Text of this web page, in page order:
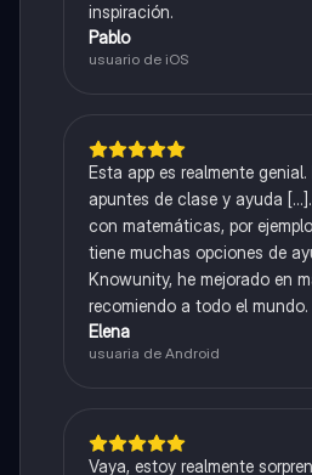
inspiración.
Pablo
usuario de iOS
Esta app es realmente
apuntes de clase y ayuda
con matemáticas, por
tiene muchas opciones de
Knowunity, he mejorado en
recomiendo a todo el mundo.
Elena
usuaria de Android
Vaya, estoy realmente